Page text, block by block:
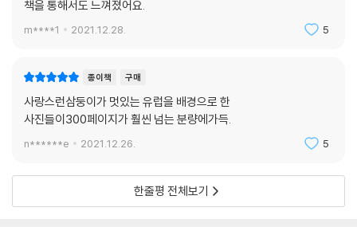
책을 통해서도 느껴졌어요.
m****1 2021.12.28. 5
종이책 구매
사랑스런삼둥이가 멋있는 유럽을 배경으로 한
사진들이300페이지가 훨씬 넘는 분량에가득.
n******e 2021.12.26. 5
한줄평 전체보기